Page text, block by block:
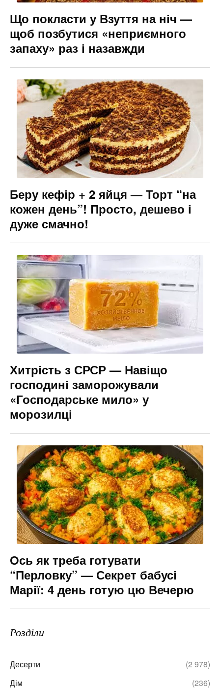
Що покласти у Взуття на ніч —
щоб позбутися «неприємного
запаху» раз і назавжди
Беру кефір + 2 яйця — Торт “на
кожен день”! Просто, дешево і
дуже смачно!
Хитрість з СРСР — Навіщо
господині заморожували
«Господарське мило» у
морозилці
Ось як треба готувати
“Перловку” — Секрет бабусі
Марії: 4 день готую цю Вечерю
Розділи
Десерти
(2 978)
Дім
(236)